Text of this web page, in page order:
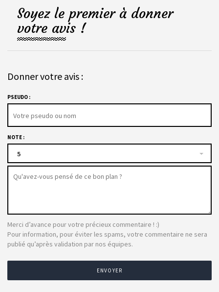
Soyez le premier à donner
votre avis !
Donner votre avis :
PSEUDO :
NOTE :
5
Merci d’avance pour votre précieux commentaire ! :)
Pour information, pour éviter les spams, votre commentaire ne sera
publié qu’après validation par nos équipes.
ENVOYER